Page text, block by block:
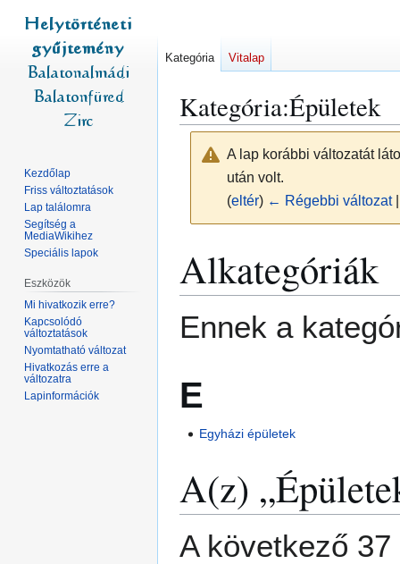
Kategória:Épületek
A lap korábbi változatát
után volt.
(eltér) ← Régebbi változat|
navigációhoz
kereséshez
Alkategóriák
Ennek a
E
Egyházi épületek
A(z)
A következő
Kategória Vitalap
Kezdőlap
Friss változtatások
Lap találomra
Segítség a
MediaWikihez
Speciális lapok
Eszközök
Mi hivatkozik erre?
Kapcsolódó
változtatások
Nyomtatható változat
Hivatkozás erre a
változatra
Lapinformációk